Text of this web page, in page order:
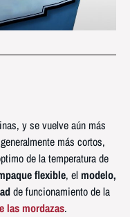
y se vuelve aún más
más cortos,
de la temperatura de
flexible, elmodelo,
de funcionamiento de la
las mordazas.